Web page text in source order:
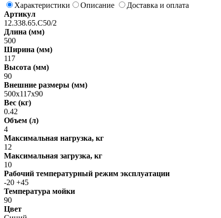
Характеристики
Описание
Доставка и оплата
Артикул
12.338.65.С50/2
Длина (мм)
500
Ширина (мм)
117
Высота (мм)
90
Внешние размеры (мм)
500х117х90
Вес (кг)
0.42
Объем (л)
4
Максимальная нагрузка, кг
12
Максимальная загрузка, кг
10
Рабочий температурный режим эксплуатации
-20 +45
Температура мойки
90
Цвет